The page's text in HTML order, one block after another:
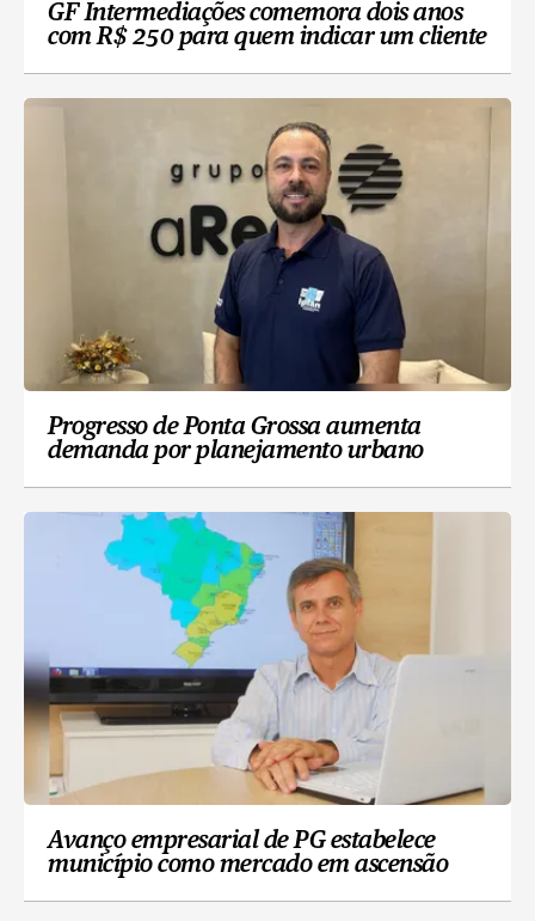
GF Intermediações comemora dois anos
com R$ 250 para quem indicar um cliente
Progresso de Ponta Grossa aumenta
demanda por planejamento urbano
Avanço empresarial de PG estabelece
município como mercado em ascensão